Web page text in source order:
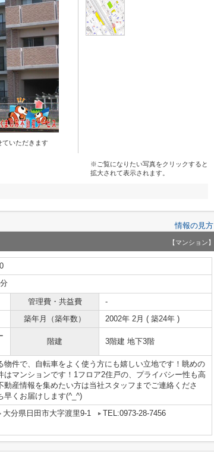
いただきます
※ご覧になりたい写真をクリックすると
拡大されて表示されます。
情報の見方
【マンション】
管理費・共益費
-
築年月（築年数） 2002年 2月 ( 築24年 )
階建 3階建 地下3階
物件で、自転車をよく使う方にも嬉しい立地です！眺めの
はマンションです！1フロア2住戸の、プライバシー性も高
動産情報を集めたい方は当社スタッフまでご連絡くださ
早くお届けします(^_^)
大分県日田市大字渡里9-1
TEL:0973-28-7456